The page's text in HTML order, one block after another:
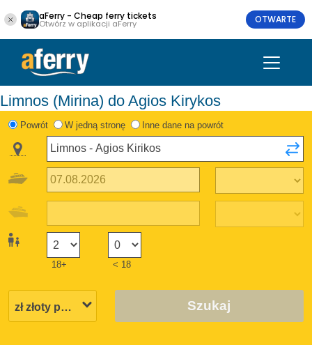
aFerry - Cheap ferry tickets
Otwórz w aplikacji aFerry OTWARTE
Limnos (Mirina) do Agios Kirykos
Powrót W jedną stronę Inne dane na powrót
18+ < 18
Szukaj